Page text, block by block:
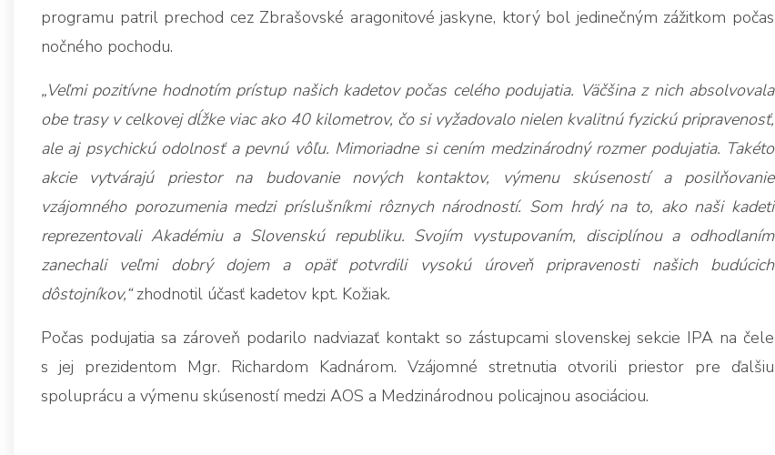
programu patril prechod cez Zbrašovské aragonitové jaskyne, ktorý bol jedinečným zážitkom počas
nočného pochodu.
„Veľmi pozitívne hodnotím prístup našich kadetov počas celého podujatia. Väčšina z nich absolvovala
obe trasy v celkovej dĺžke viac ako 40 kilometrov, čo si vyžadovalo nielen kvalitnú fyzickú pripravenosť,
ale aj psychickú odolnosť a pevnú vôľu. Mimoriadne si cením medzinárodný rozmer podujatia. Takéto
akcie vytvárajú priestor na budovanie nových kontaktov, výmenu skúseností a posilňovanie
vzájomného porozumenia medzi príslušníkmi rôznych národností. Som hrdý na to, ako naši kadeti
reprezentovali Akadémiu a Slovenskú republiku. Svojím vystupovaním, disciplínou a odhodlaním
zanechali veľmi dobrý dojem a opäť potvrdili vysokú úroveň pripravenosti našich budúcich
dôstojníkov,“zhodnotil účasť kadetov kpt. Kožiak.
Počas podujatia sa zároveň podarilo nadviazať kontakt so zástupcami slovenskej sekcie IPA na čele
s jej prezidentom Mgr. Richardom Kadnárom. Vzájomné stretnutia otvorili priestor pre ďalšiu
spoluprácu a výmenu skúseností medzi AOS a Medzinárodnou policajnou asociáciou.